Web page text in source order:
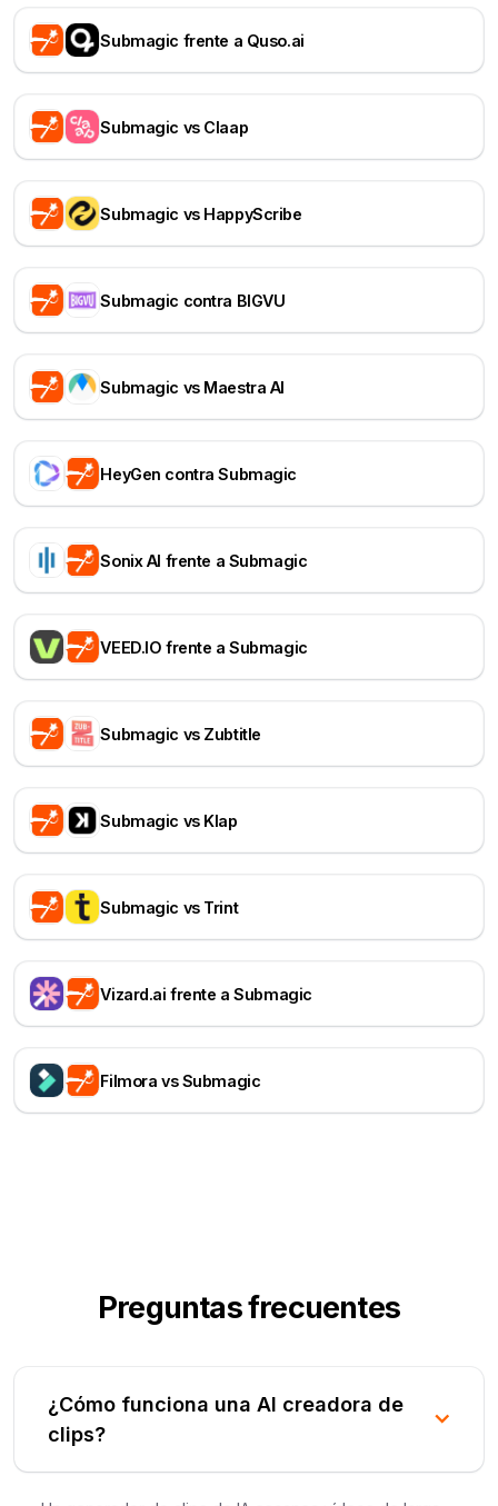
Submagic frente a Quso.ai
Submagic vs Claap
Submagic vs HappyScribe
Submagic contra BIGVU
Submagic vs Maestra AI
HeyGen contra Submagic
Sonix AI frente a Submagic
VEED.IO frente a Submagic
Submagic vs Zubtitle
Submagic vs Klap
Submagic vs Trint
Vizard.ai frente a Submagic
Filmora vs Submagic
Preguntas frecuentes
¿Cómo funciona una AI creadora de
clips?